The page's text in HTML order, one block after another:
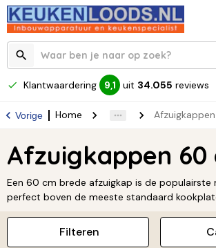
Klantwaardering 9,1 uit 34.055 reviews
Vorige Home
Afzuigkappen 60
Een 60 cm brede afzuigkap is de populairste
perfect boven de meeste standaard
afvoert zonder veel plek in te nemen. Heb je
of zoek je een subtiele oplossing? Een 60 cm
Filteren